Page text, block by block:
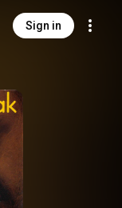
Sign in